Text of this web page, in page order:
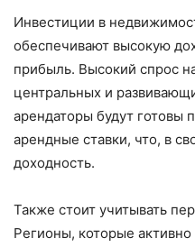
Инвестиции в
обеспечивают высокую
прибыль. Высокий спрос
центральных и
арендаторы будут готовы
арендные ставки, что, в
доходность.
Также стоит учитывать
Регионы, которые